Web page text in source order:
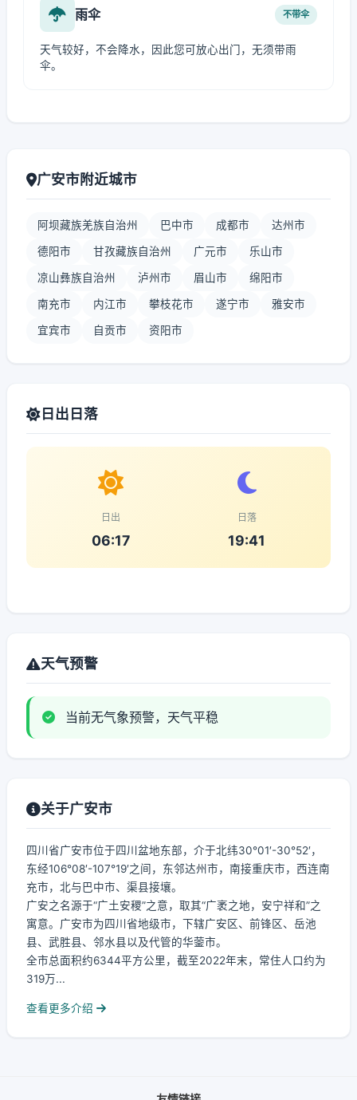
雨伞 不带伞
天气较好，不会降水，因此您可放心出门，无须带雨
伞。
广安市附近城市
阿坝藏族羌族自治州 巴中市 成都市 达州市
德阳市 甘孜藏族自治州 广元市 乐山市
凉山彝族自治州 泸州市 眉山市 绵阳市
南充市 内江市 攀枝花市 遂宁市 雅安市
宜宾市 自贡市 资阳市
日出日落
日出
06:17
日落
19:41
天气预警
当前无气象预警，天气平稳
关于广安市
四川省广安市位于四川盆地东部，介于北纬30°01′-30°52′，
东经106°08′-107°19′之间，东邻达州市，南接重庆市，西连南
充市，北与巴中市、渠县接壤。
广安之名源于“广土安稷”之意，取其“广袤之地，安宁祥和”之
寓意。广安市为四川省地级市，下辖广安区、前锋区、岳池
县、武胜县、邻水县以及代管的华蓥市。
全市总面积约6344平方公里，截至2022年末，常住人口约为
319万...
查看更多介绍